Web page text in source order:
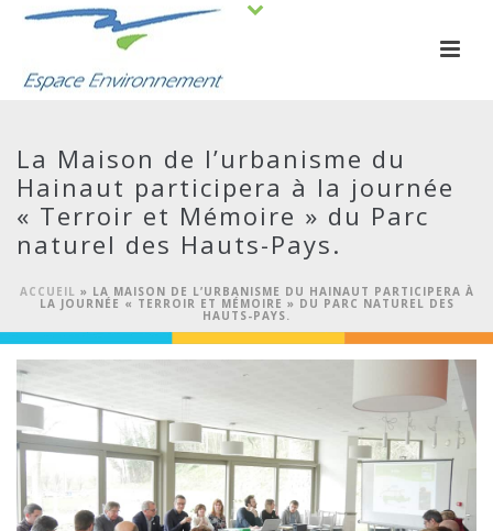
La Maison de l’urbanisme du
Hainaut participera à la journée
« Terroir et Mémoire » du Parc
naturel des Hauts-Pays.
ACCUEIL » LA MAISON DE L’URBANISME DU HAINAUT PARTICIPERA À
LA JOURNÉE « TERROIR ET MÉMOIRE » DU PARC NATUREL DES
HAUTS-PAYS.